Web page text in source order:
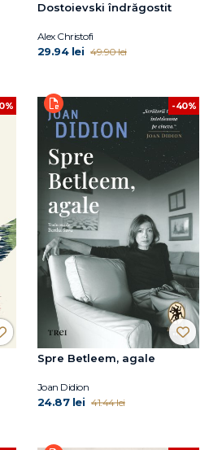
Dostoievski îndrăgostit
Alex Christofi
29.94 lei 49.90 lei
-40%
Spre Betleem, agale
Joan Didion
24.87 lei 41.44 lei